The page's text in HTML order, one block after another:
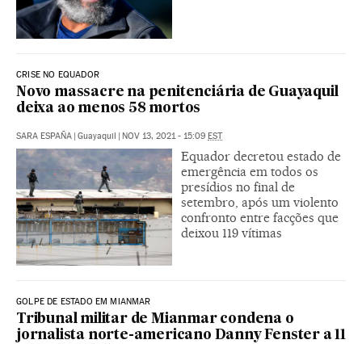
CRISE NO EQUADOR
Novo massacre na penitenciária de Guayaquil
deixa ao menos 58 mortos
SARA ESPAÑA Guayaquil NOV 13, 2021 - 15:09 EST
Equador decretou estado de
emergência em todos os
presídios no final de
setembro, após um violento
confronto entre facções que
deixou 119 vítimas
GOLPE DE ESTADO EM MIANMAR
Tribunal militar de Mianmar condena o
jornalista norte-americano Danny Fenster a 11